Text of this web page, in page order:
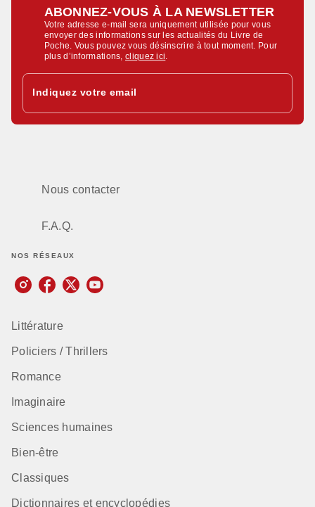
ABONNEZ-VOUS À LA NEWSLETTER
Votre adresse e-mail sera uniquement utilisée pour vous
envoyer des informations sur les actualités du Livre de
Poche. Vous pouvez vous désinscrire à tout moment. Pour
plus d’informations,cliquez ici
Indiquez votre email
Nous contacter
F.A.Q.
NOS RÉSEAUX
Littérature
Policiers / Thrillers
Romance
Imaginaire
Sciences humaines
Bien-être
Classiques
Dictionnaires et encyclopédies